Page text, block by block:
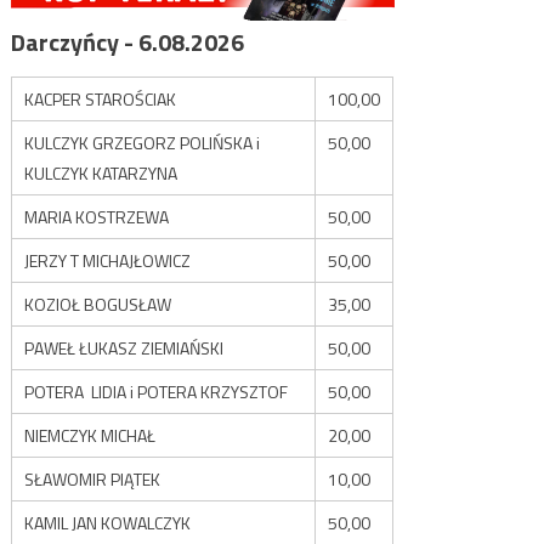
Darczyńcy - 6.08.2026
KACPER STAROŚCIAK
100,00
KULCZYK GRZEGORZ POLIŃSKA i
KULCZYK KATARZYNA
50,00
MARIA KOSTRZEWA
50,00
JERZY T MICHAJŁOWICZ
50,00
KOZIOŁ BOGUSŁAW
35,00
PAWEŁ ŁUKASZ ZIEMIAŃSKI
50,00
POTERA LIDIA i POTERA KRZYSZTOF
50,00
NIEMCZYK MICHAŁ
20,00
SŁAWOMIR PIĄTEK
10,00
KAMIL JAN KOWALCZYK
50,00